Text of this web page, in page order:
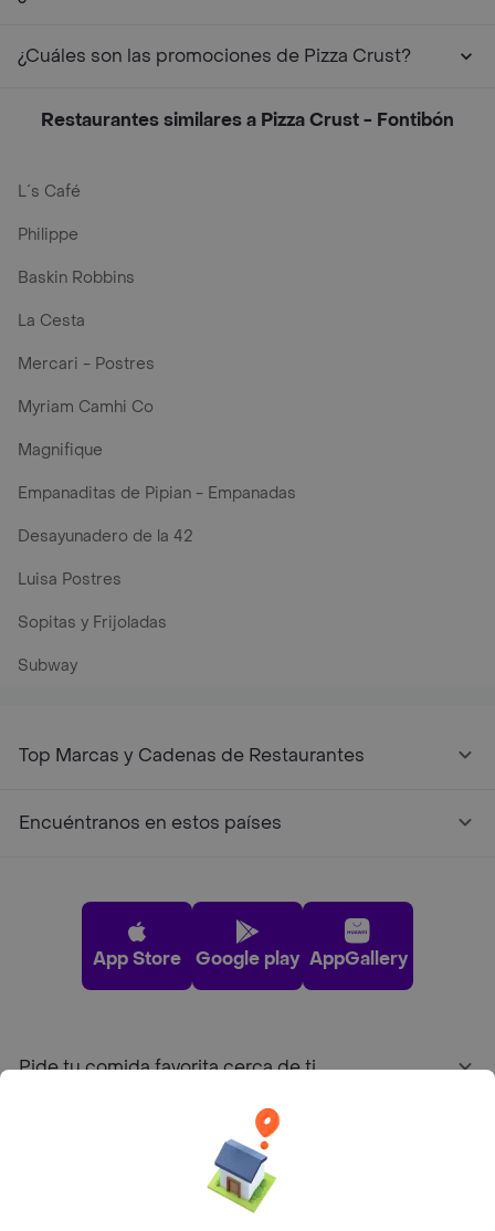
¿Cuáles son las promociones de Pizza Crust?
Restaurantes similares a Pizza Crust - Fontibón
L´s Café
Philippe
Baskin Robbins
La Cesta
Mercari - Postres
Myriam Camhi Co
Magnifique
Empanaditas de Pipian - Empanadas
Desayunadero de la 42
Luisa Postres
Sopitas y Frijoladas
Subway
Top Marcas y Cadenas de Restaurantes
Encuéntranos en estos países
App Store Google play AppGallery
Pide tu comida favorita cerca de ti